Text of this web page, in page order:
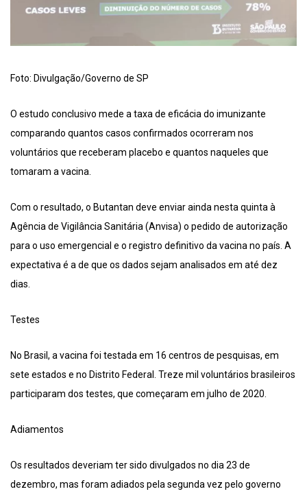
Foto: Divulgação/Governo de SP
O estudo conclusivo mede a taxa de eficácia do imunizante
comparando quantos casos confirmados ocorreram nos
voluntários que receberam placebo e quantos naqueles que
tomaram a vacina.
Com o resultado, o Butantan deve enviar ainda nesta quinta à
Agência de Vigilância Sanitária (Anvisa) o pedido de autorização
para o uso emergencial e o registro definitivo da vacina no país. A
expectativa é a de que os dados sejam analisados em até dez
dias.
Testes
No Brasil, a vacina foi testada em 16 centros de pesquisas, em
sete estados e no Distrito Federal. Treze mil voluntários brasileiros
participaram dos testes, que começaram em julho de 2020.
Adiamentos
Os resultados deveriam ter sido divulgados no dia 23 de
dezembro, mas foram adiados pela segunda vez pelo governo